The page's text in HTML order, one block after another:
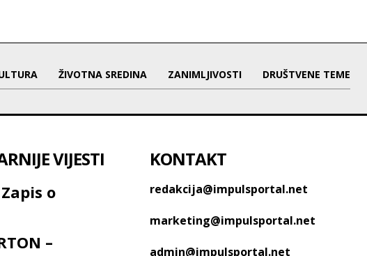
ŽIVOTNA SREDINA ZANIMLJIVOSTI DRUŠTVENE TEME
VIJESTI
o
–
KONTAKT
redakcija@impulsportal.net
marketing@impulsportal.net
admin@impulsportal.net